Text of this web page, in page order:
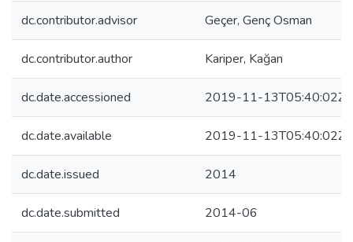
dc.contributor.advisor Geçer, Genç Osman
dc.contributor.author Kariper, Kağan
dc.date.accessioned 2019-11-13T05:40:02Z
dc.date.available 2019-11-13T05:40:02Z
dc.date.issued 2014
dc.date.submitted 2014-06